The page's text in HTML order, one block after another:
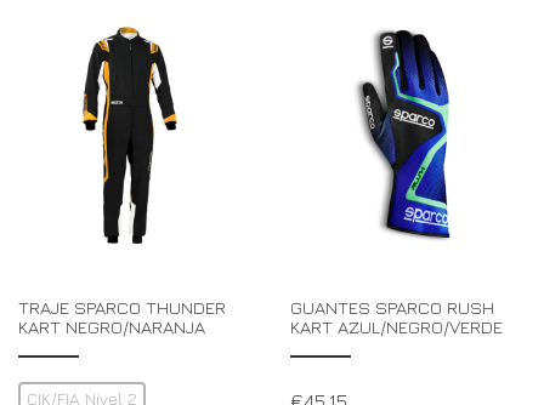
TRAJE SPARCO THUNDER
KART NEGRO/NARANJA
CIK/FIA Nivel 2
GUANTES SPARCO RUSH
KART AZUL/NEGRO/VERDE